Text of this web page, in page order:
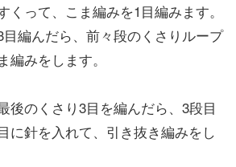
くって、こま編みを1目編みます。
編んだら、前々段のくさりループ
編みをします。
後のくさり3目を編んだら、3段目
に針を入れて、引き抜き編みをし